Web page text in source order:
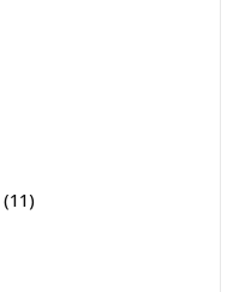
1111